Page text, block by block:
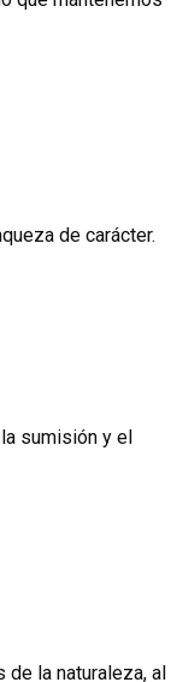
de carácter.
sumisión y el
la naturaleza, al